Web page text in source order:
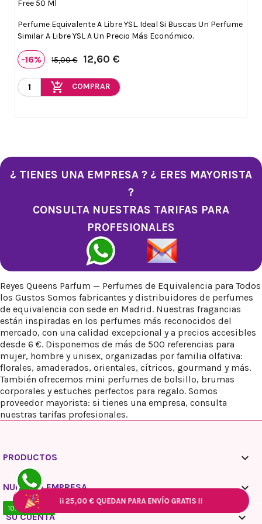
¡¡25,00 € QUEDAN PARA ENVÍO GRATIS !!
¡¡25,00 € QUEDAN PARA ENVÍO GRATIS !!
Free 50 Ml
Perfume Equivalente A Libre YSL. Ideal Si Buscas Un Perfume
Similar A Libre YSL A Un Precio Más Económico.
-16% 15,00 € 12,60 €
add_shopping_cart COMPRAR
¿ TIENES UNA EMPRESA ? ¿ ERES MAYORISTA
?
CONSULTA NUESTRAS TARIFAS PARA
PROFESIONALES
Reyes Queens Parfum — Perfumes de Equivalencia para Todos
los Gustos Somos fabricantes y distribuidores de perfumes
de equivalencia con sede en Madrid. Nuestras fragancias
están inspiradas en los perfumes más reconocidos del
mercado, con una calidad excepcional y a precios accesibles
desde 6 €. Disponemos de más de 500 referencias para
mujer, hombre y unisex, organizadas por familia olfativa:
florales, amaderados, orientales, cítricos, gourmand y más.
También ofrecemos mini perfumes de bolsillo, brumas
corporales y estuches perfectos para regalo. Somos
proveedor mayorista: si tienes una empresa, consulta
nuestras tarifas profesionales.
PRODUCTOS 
NUESTRA EMPRESA 
SU CUENTA 
10:00 / 18:00
¡¡25,00 € QUEDAN PARA ENVÍO GRATIS !!
¡¡25,00 € QUEDAN PARA ENVÍO GRATIS !!